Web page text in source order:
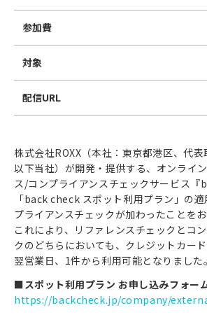
参加費
対象
配信URL
株式会社ROXX（本社：東京都港区、代表
以下当社）が開発・提供する、オンライ
ス/コンプライアンスチェックサービス『
「back check スポット利用プラン」の
プライアンスチェックが加わったことをお
これにより、リファレンスチェックとコ
クのどちらにおいても、クレジットカー
翌営業日、1件から利用可能となりました。
■スポット利用プラン お申し込みフォー
https://backcheck.jp/company/